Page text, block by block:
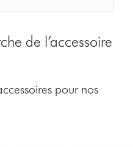
de l’accessoire
pour nos